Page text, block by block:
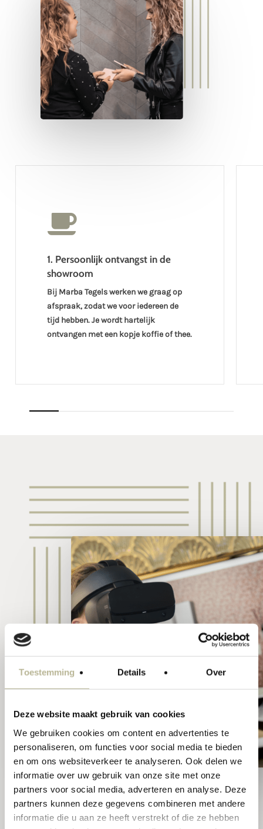
Toestemming Details Over
Deze website maakt gebruik van cookies
We gebruiken cookies om content en advertenties te
personaliseren, om functies voor social media te bieden
en om ons websiteverkeer te analyseren. Ook delen we
informatie over uw gebruik van onze site met onze
partners voor social media, adverteren en analyse. Deze
partners kunnen deze gegevens combineren met andere
informatie die u aan ze heeft verstrekt of die ze hebben
1. Persoonlijk ontvangst in de
showroom
Bij Marba Tegels werken we graag op
afspraak, zodat we voor iedereen de
tijd hebben. Je wordt hartelijk
ontvangen met een kopje koffie of thee.
Jouw ontwerp in 3D
en VR
Soms is het lastig een